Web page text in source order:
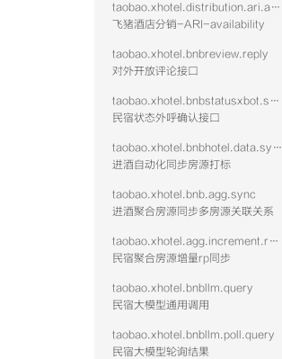
taobao.xhotel.distribution.ari.availability
飞猪酒店分销-ARI-availability
taobao.xhotel.bnbreview.reply
对外开放评论接口
taobao.xhotel.bnbstatusxbot.send
民宿状态外呼确认接口
taobao.xhotel.bnbhotel.data.sync
进酒自动化同步房源打标
taobao.xhotel.bnb.agg.sync
进酒聚合房源同步多房源关联关系
taobao.xhotel.agg.increment.rp.sync
民宿聚合房源增量rp同步
taobao.xhotel.bnbllm.query
民宿大模型通用调用
taobao.xhotel.bnbllm.poll.query
民宿大模型轮询结果